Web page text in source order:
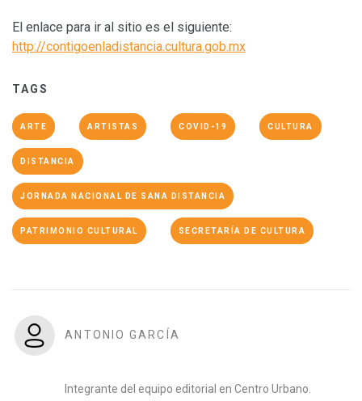
El enlace para ir al sitio es el siguiente:
http://contigoenladistancia.cultura.gob.mx
TAGS
ARTE ARTISTAS COVID-19 CULTURA
DISTANCIA
JORNADA NACIONAL DE SANA DISTANCIA
PATRIMONIO CULTURAL SECRETARÍA DE CULTURA
ANTONIO GARCÍA
Integrante del equipo editorial en Centro Urbano.